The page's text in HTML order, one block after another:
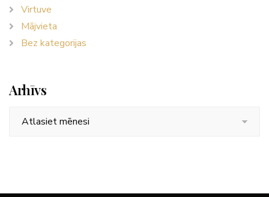
Virtuve
Mājvieta
Bez kategorijas
Arhīvs